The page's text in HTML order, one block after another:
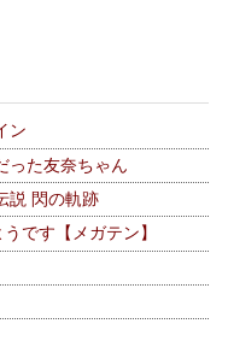
ン
った友奈ちゃん
説 閃の軌跡
です【メガテン】